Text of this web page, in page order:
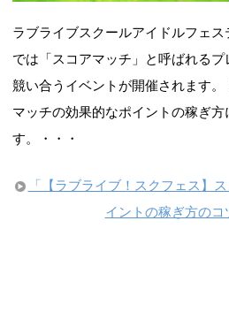
ラブライブスクールアイドルフェス
では「スコアマッチ」と呼ばれる
競い合うイベントが開催されます
マッチの効果的なポイントの稼ぎ方
す。・・・
「【ラブライブ！スクフェス】
イントの稼ぎ方の